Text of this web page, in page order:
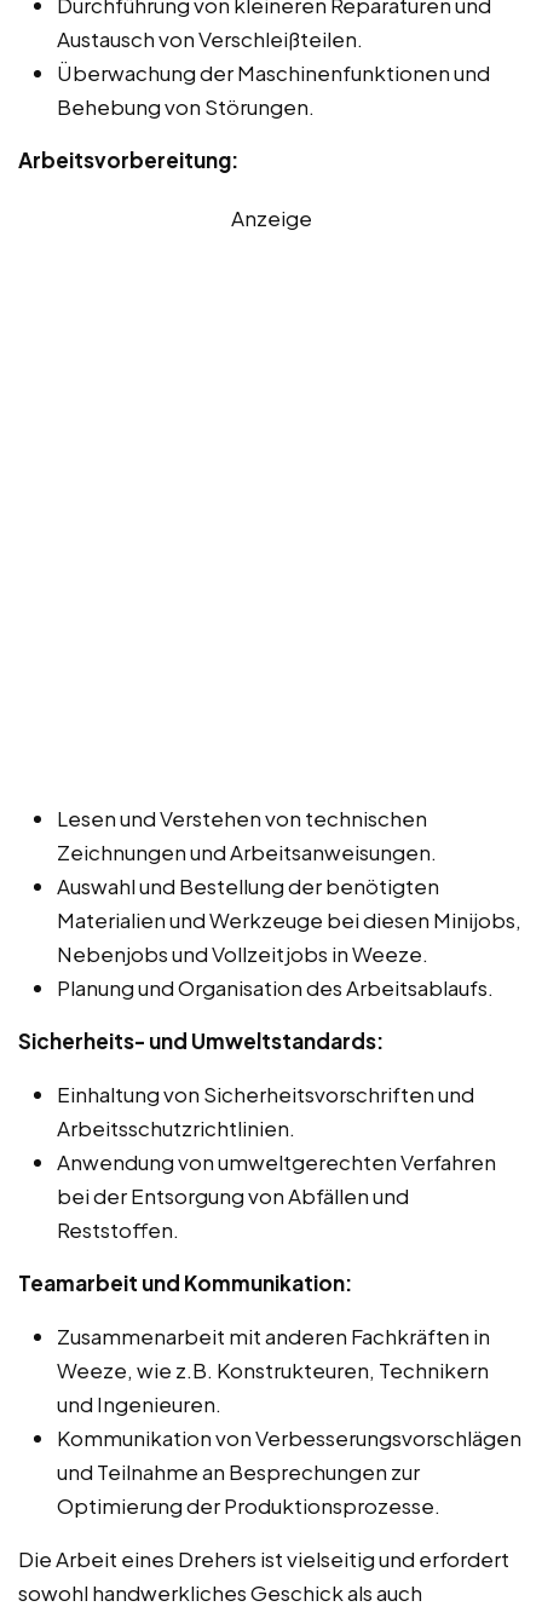
Austausch von Verschleißteilen.
Überwachung der Maschinenfunktionen und
Behebung von Störungen.
Arbeitsvorbereitung:
Anzeige
Lesen und Verstehen von technischen
Zeichnungen und Arbeitsanweisungen.
Auswahl und Bestellung der benötigten
Materialien und Werkzeuge bei diesen Minijobs,
Nebenjobs und Vollzeitjobs in Weeze.
Planung und Organisation des Arbeitsablaufs.
Sicherheits- und Umweltstandards:
Einhaltung von Sicherheitsvorschriften und
Arbeitsschutzrichtlinien.
Anwendung von umweltgerechten Verfahren
bei der Entsorgung von Abfällen und
Reststoffen.
Teamarbeit und Kommunikation:
Zusammenarbeit mit anderen Fachkräften in
Weeze, wie z.B. Konstrukteuren, Technikern
und Ingenieuren.
Kommunikation von Verbesserungsvorschlägen
und Teilnahme an Besprechungen zur
Optimierung der Produktionsprozesse.
Die Arbeit eines Drehers ist vielseitig und erfordert
sowohl handwerkliches Geschick als auch